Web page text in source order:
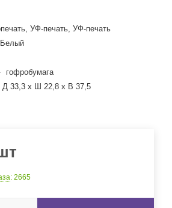
УФ-печать, УФ-печать
Белый
гофробумага
Д 33,3 x Ш 22,8 x В 37,5
: 2665